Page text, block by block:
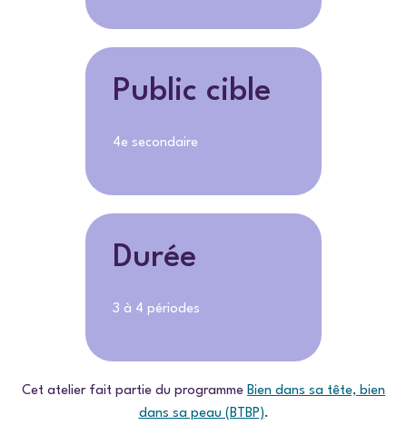
Public cible
4e secondaire
Durée
3 à 4 périodes
Cet atelier fait partie du programme Bien dans sa tête, bien
dans sa peau (BTBP).